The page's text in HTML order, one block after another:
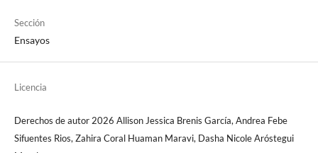
Sección
Ensayos
Licencia
Derechos de autor 2026 Allison Jessica Brenis García, Andrea Febe
Sifuentes Rios, Zahira Coral Huaman Maravi, Dasha Nicole Aróstegui